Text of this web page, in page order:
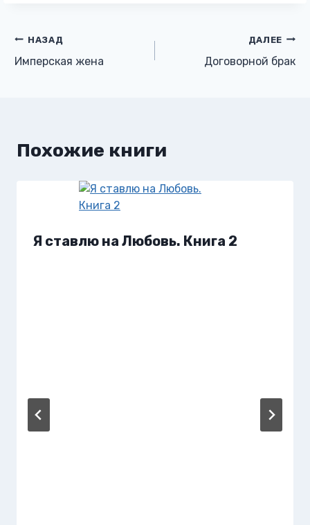
Навигация
по
НАЗАД
Имперская жена
ДАЛЕЕ
Договорной брак
Похожие книги
Я ставлю на Любовь. Книга 2